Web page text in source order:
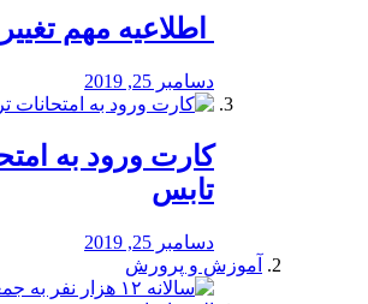
اطلاعیه مهم
دسامبر 25, 2019
کارت ورود به
تابس
دسامبر 25, 2019
آموزش و پرورش